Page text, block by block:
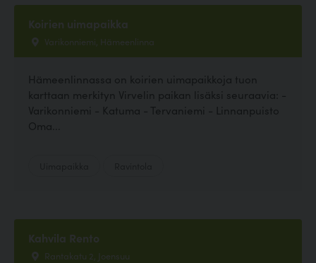
Koirien uimapaikka
Varikonniemi, Hämeenlinna
Hämeenlinnassa on koirien uimapaikkoja tuon
karttaan merkityn Virvelin paikan lisäksi seuraavia: -
Varikonniemi - Katuma - Tervaniemi - Linnanpuisto
Oma...
Kahvila Rento
Rantakatu 2, Joensuu